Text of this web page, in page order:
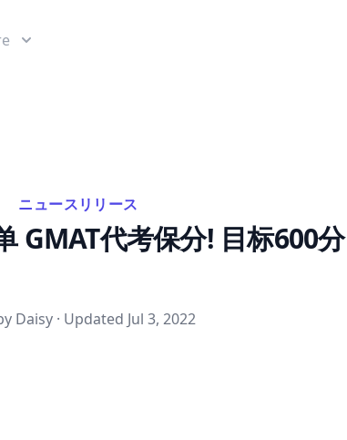
ニュースリリース
GMAT代考保分! 目标600
Daisy · Updated Jul 3, 2022